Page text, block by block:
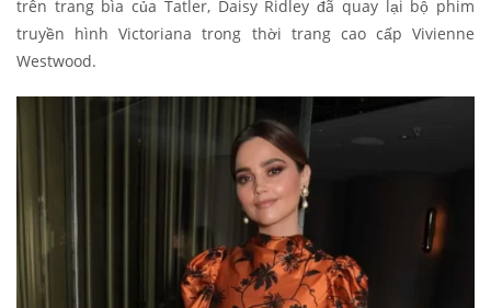
trên trang bìa của Tatler, Daisy Ridley đã quay lại bộ phim
truyền hình Victoriana trong thời trang cao cấp Vivienne
Westwood.